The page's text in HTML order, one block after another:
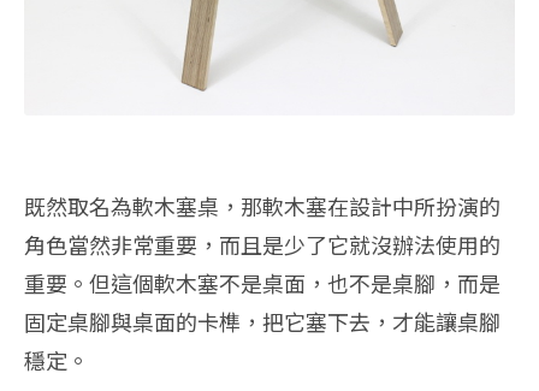
既然取名為軟木塞桌，那軟木塞在設計中所扮演的
角色當然非常重要，而且是少了它就沒辦法使用的
重要。但這個軟木塞不是桌面，也不是桌腳，而是
固定桌腳與桌面的卡榫，把它塞下去，才能讓桌腳
穩定。